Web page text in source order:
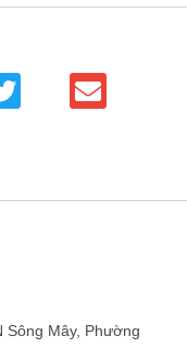
Sông Mây, Phường